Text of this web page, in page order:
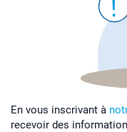
En vous inscrivant à
recevoir des